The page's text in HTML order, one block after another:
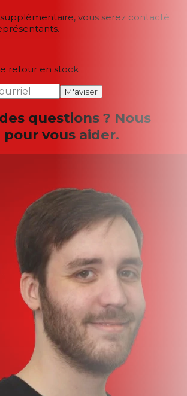
vous serez contacté
retour en stock
M'aviser
questions ? Nous
pour vous aider.